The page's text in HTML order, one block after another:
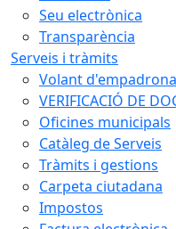
Seu electrònica
Transparència
Serveis i tràmits
Volant
VERIFICACIÓ DE
Oficines municipals
Catàleg de Serveis
Tràmits i gestions
Carpeta ciutadana
Impostos